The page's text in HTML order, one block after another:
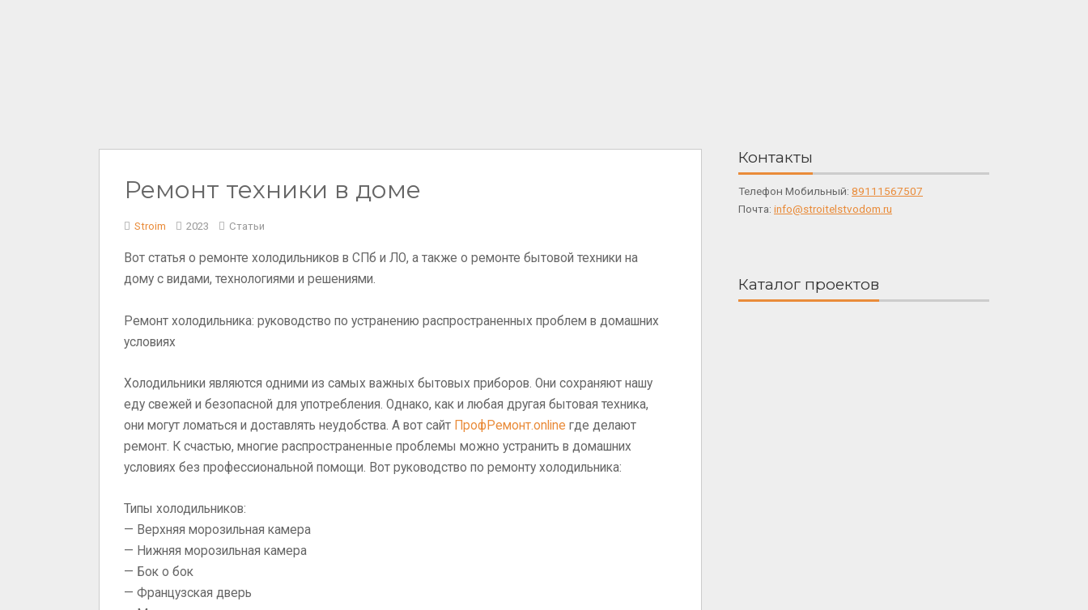
Ремонт техники в доме
Stroim 2023 Статьи
Вот статья о ремонте холодильников в СПб и ЛО, а также о ремонте бытовой техники на
дому с видами, технологиями и решениями.
Ремонт холодильника: руководство по устранению распространенных проблем в домашних
условиях
Холодильники являются одними из самых важных бытовых приборов. Они сохраняют нашу
еду свежей и безопасной для употребления. Однако, как и любая другая бытовая техника,
они могут ломаться и доставлять неудобства. А вот сайт ПрофРемонт.online где делают
ремонт. К счастью, многие распространенные проблемы можно устранить в домашних
условиях без профессиональной помощи. Вот руководство по ремонту холодильника:
Типы холодильников:
— Верхняя морозильная камера
— Нижняя морозильная камера
— Бок о бок
— Французская дверь
Контакты
Телефон Мобильный: 89111567507
Почта: info@stroitelstvodom.ru
Каталог проектов